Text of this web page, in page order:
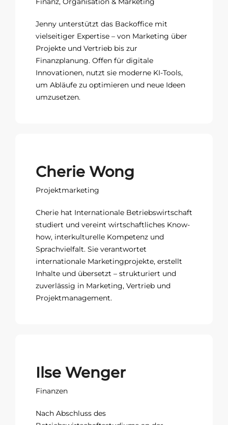
Jenny unterstützt das Backoffice mit
vielseitiger Expertise – von Marketing über
Projekte und Vertrieb bis zur
Finanzplanung. Offen für digitale
Innovationen, nutzt sie moderne KI-Tools,
um Abläufe zu optimieren und neue Ideen
umzusetzen.
Cherie Wong
Projektmarketing
Cherie hat Internationale Betriebswirtschaft
studiert und vereint wirtschaftliches Know-
how, interkulturelle Kompetenz und
Sprachvielfalt. Sie verantwortet
internationale Marketingprojekte, erstellt
Inhalte und übersetzt – strukturiert und
zuverlässig in Marketing, Vertrieb und
Projektmanagement.
Ilse Wenger
Finanzen
Nach Abschluss des